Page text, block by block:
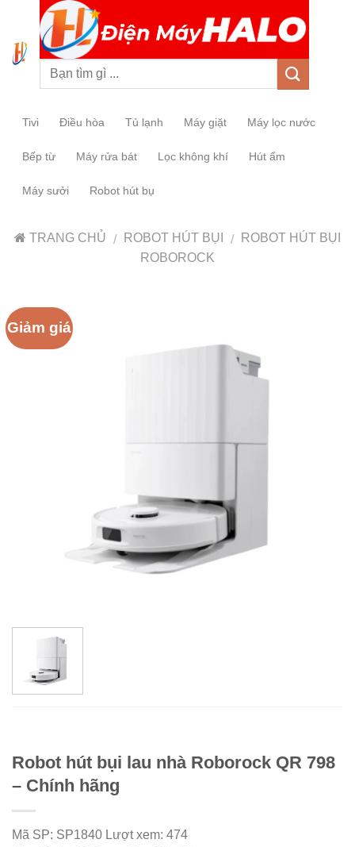
Tivi Điều hòa Tủ lạnh Máy giặt Máy lọc nước
Bếp từ Máy rửa bát Lọc không khí Hút ẩm
Máy sưởi Robot hút bụ
TRANG CHỦ / ROBOT HÚT BỤI /
ROBOT HÚT BỤI
ROBOROCK
Giảm giá
Robot hút bụi lau nhà Roborock QR 798
– Chính hãng
Mã SP: SP1840 Lượt xem: 474